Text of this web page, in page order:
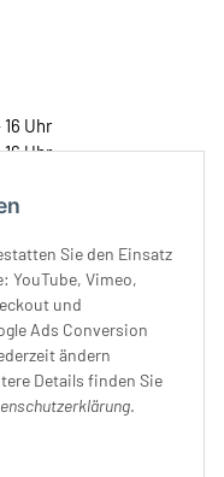
Sie den Einsatz
YouTube, Vimeo,
und
Ads Conversion
ändern
Details finden Sie
.
16 Uhr
- 16 Uhr
Uhr
14 Uhr